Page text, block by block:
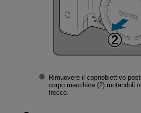
Rimuovere il copriobiettivo
corpo macchina (2) ruotandoli
frecce.